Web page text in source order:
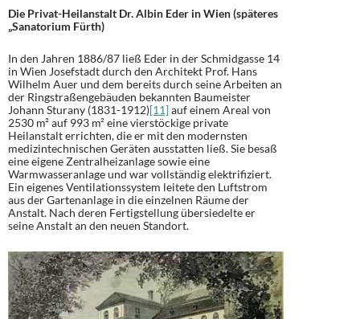
Die Privat-Heilanstalt Dr. Albin Eder in Wien (späteres
„Sanatorium Fürth)
In den Jahren 1886/87 ließ Eder in der Schmidgasse 14
in Wien Josefstadt durch den Architekt Prof. Hans
Wilhelm Auer und dem bereits durch seine Arbeiten an
der Ringstraßengebäuden bekannten Baumeister
Johann Sturany (1831-1912)[11]auf einem Areal von
2530 m² auf 993 m² eine vierstöckige private
Heilanstalt errichten, die er mit den modernsten
medizintechnischen Geräten ausstatten ließ. Sie besaß
eine eigene Zentralheizanlage sowie eine
Warmwasseranlage und war vollständig elektrifiziert.
Ein eigenes Ventilationssystem leitete den Luftstrom
aus der Gartenanlage in die einzelnen Räume der
Anstalt. Nach deren Fertigstellung übersiedelte er
seine Anstalt an den neuen Standort.